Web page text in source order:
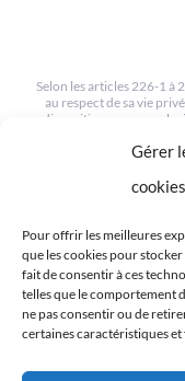
Gérer
cookies
Pour offrir les meilleures
que les cookies pour
fait de consentir à ces
telles que le comportement
ne pas consentir ou de
certaines caractéristiques
Selon les articles 226-1
au respect de sa vie
dispositions, une ou